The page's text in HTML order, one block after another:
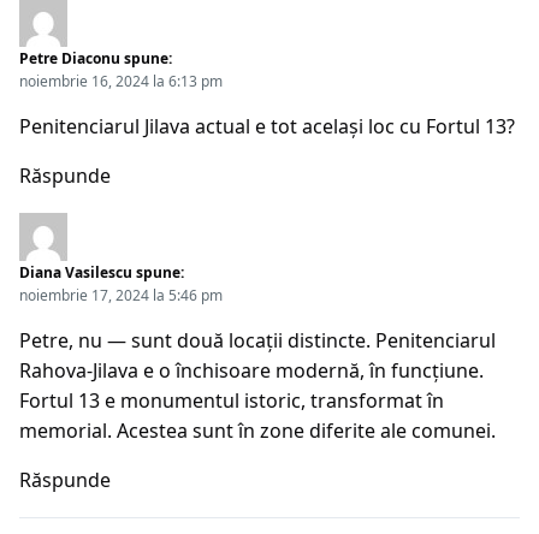
Petre Diaconu spune:
noiembrie 16, 2024 la 6:13 pm
Penitenciarul Jilava actual e tot același loc cu Fortul 13?
Răspunde
Diana Vasilescu spune:
noiembrie 17, 2024 la 5:46 pm
Petre, nu — sunt două locații distincte. Penitenciarul
Rahova-Jilava e o închisoare modernă, în funcțiune.
Fortul 13 e monumentul istoric, transformat în
memorial. Acestea sunt în zone diferite ale comunei.
Răspunde